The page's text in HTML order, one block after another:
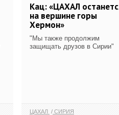
Кац: «ЦАХАЛ
на вершине горы
Хермон»
"Мы также продолжим
защищать друзов в Сирии"
ЦАХАЛ СИРИЯ